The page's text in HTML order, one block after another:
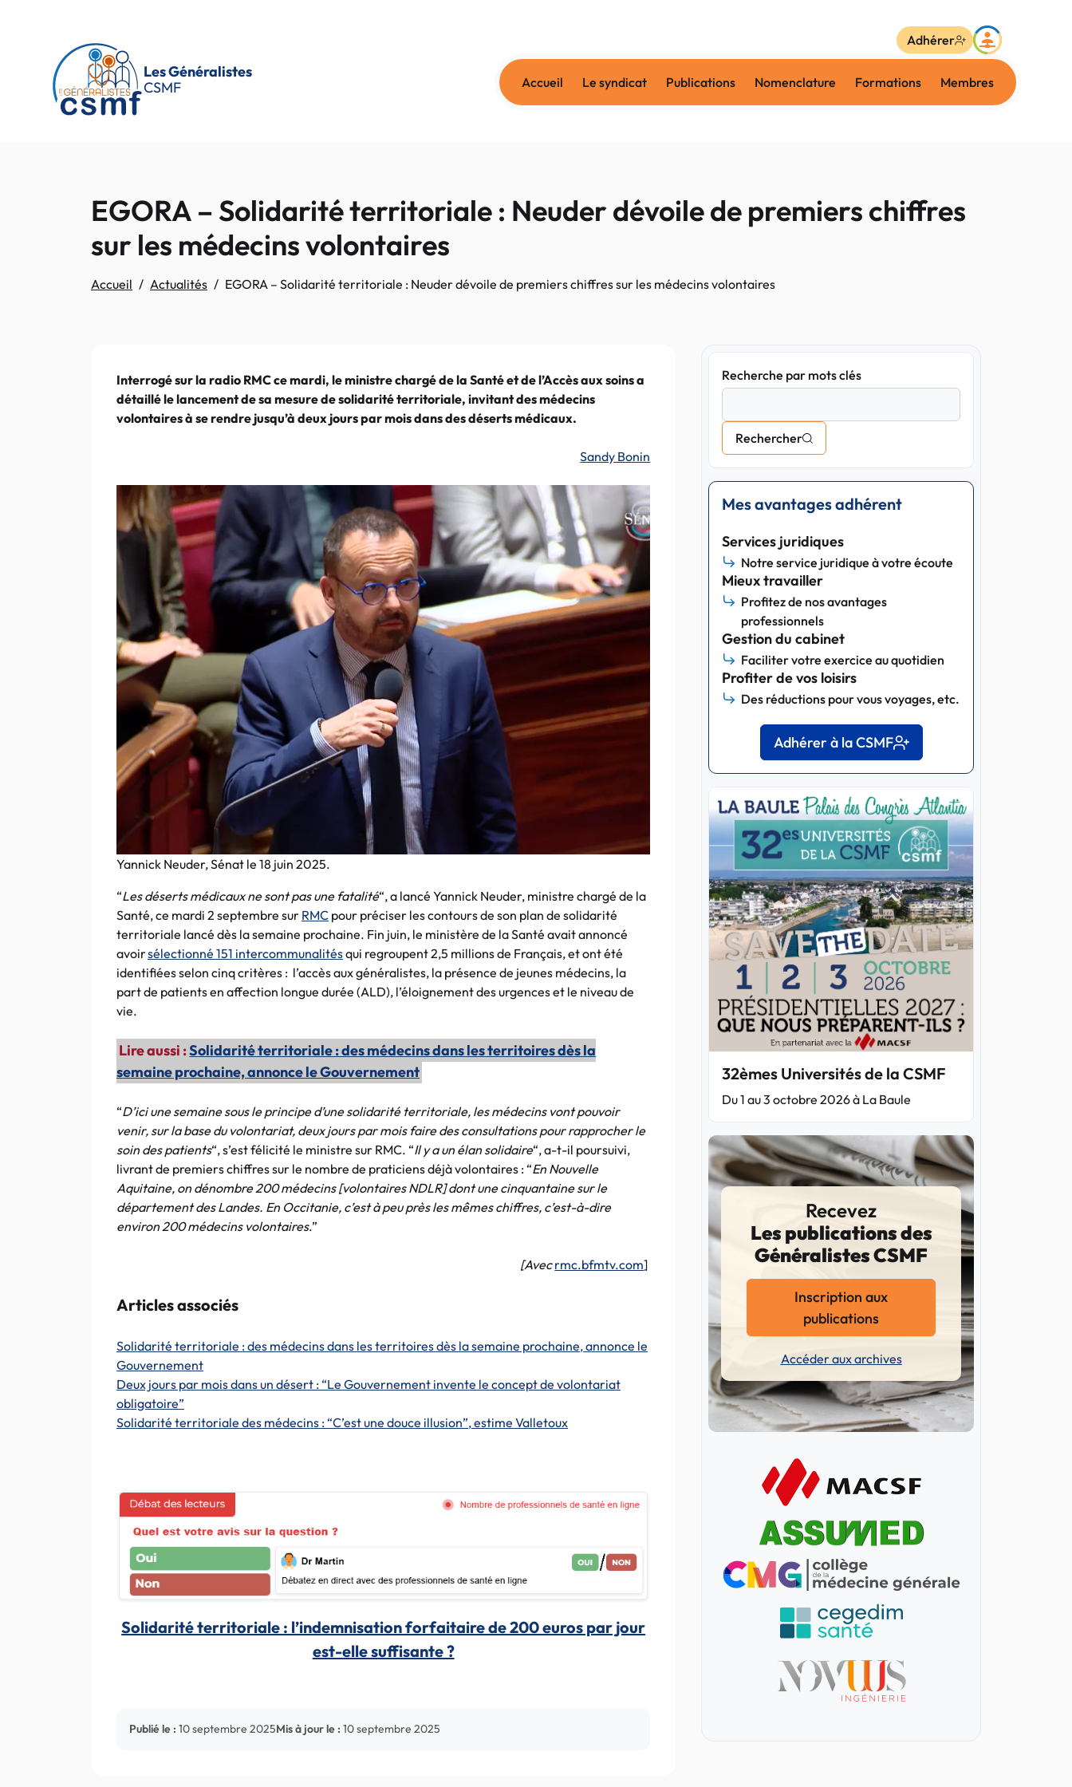
Les Généralistes
CSMF
Accueil Le syndicat Publications Nomenclature Formations Membres
Adhérer
EGORA – Solidarité territoriale : Neuder dévoile de premiers chiffres
sur les médecins volontaires
Accueil Actualités EGORA – Solidarité territoriale : Neuder dévoile de premiers chiffres sur les médecins volontaires
Interrogé sur la radio RMC ce mardi, le ministre chargé de la Santé et de l’Accès aux soins a
détaillé le lancement de sa mesure de solidarité territoriale, invitant des médecins
volontaires à se rendre jusqu’à deux jours par mois dans des déserts médicaux.
Sandy Bonin
Yannick Neuder, Sénat le 18 juin 2025.
“Les déserts médicaux ne sont pas une fatalité“, a lancé Yannick Neuder, ministre chargé de la
Santé, ce mardi 2 septembre sur RMC pour préciser les contours de son plan de solidarité
territoriale lancé dès la semaine prochaine. Fin juin, le ministère de la Santé avait annoncé
avoirsélectionné 151 intercommunalitésqui regroupent 2,5 millions de Français, et ont été
identifiées selon cinq critères : l’accès aux généralistes, la présence de jeunes médecins, la
part de patients en affection longue durée (ALD), l’éloignement des urgences et le niveau de
vie.
Lire aussi :Solidarité territoriale : des médecins dans les territoires dès la
semaine prochaine, annonce le Gouvernement
“D’ici une semaine sous le principe d’une solidarité territoriale, les médecins vont pouvoir
venir, sur la base du volontariat, deux jours par mois faire des consultations pour rapprocher le
soin des patients“, s’est félicité le ministre sur RMC. “Il y a un élan solidaire“, a-t-il poursuivi,
livrant de premiers chiffres sur le nombre de praticiens déjà volontaires : “En Nouvelle
Aquitaine, on dénombre 200 médecins [volontaires NDLR] dont une cinquantaine sur le
département des Landes. En Occitanie, c’est à peu près les mêmes chiffres, c’est-à-dire
environ 200 médecins volontaires.”
[Avecrmc.bfmtv.com]
Articles associés
Solidarité territoriale : des médecins dans les territoires dès la semaine prochaine, annonce le
Gouvernement
Deux jours par mois dans un désert : “Le Gouvernement invente le concept de volontariat
obligatoire”
Solidarité territoriale des médecins : “C’est une douce illusion”, estime Valletoux
Solidarité territoriale : l’indemnisation forfaitaire de 200 euros par jour
est-elle suffisante ?
Publié le : 10 septembre 2025Mis à jour le : 10 septembre 2025
Recherche par mots clés
Rechercher
Mes avantages adhérent
Services juridiques
Notre service juridique à votre écoute
Mieux travailler
Profitez de nos avantages
professionnels
Gestion du cabinet
Faciliter votre exercice au quotidien
Profiter de vos loisirs
Des réductions pour vous voyages, etc.
Adhérer à la CSMF
32èmes Universités de la CSMF
Du 1 au 3 octobre 2026 à La Baule
Recevez
Les publications des
Généralistes CSMF
Inscription aux
publications
Accéder aux archives